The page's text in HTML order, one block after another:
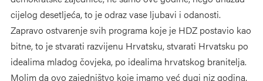
cijelog desetljeća, to je odraz vase ljubavi i odanosti.
Zapravo ostvarenje svih programa koje je HDZ postavio kao
bitne, to je stvarati razvijenu Hrvatsku, stvarati Hrvatsku po
idealima mladog čovjeka, po idealima hrvatskog branitelja.
Molim da ovo zajedništvo koje imamo već dugi niz godina,